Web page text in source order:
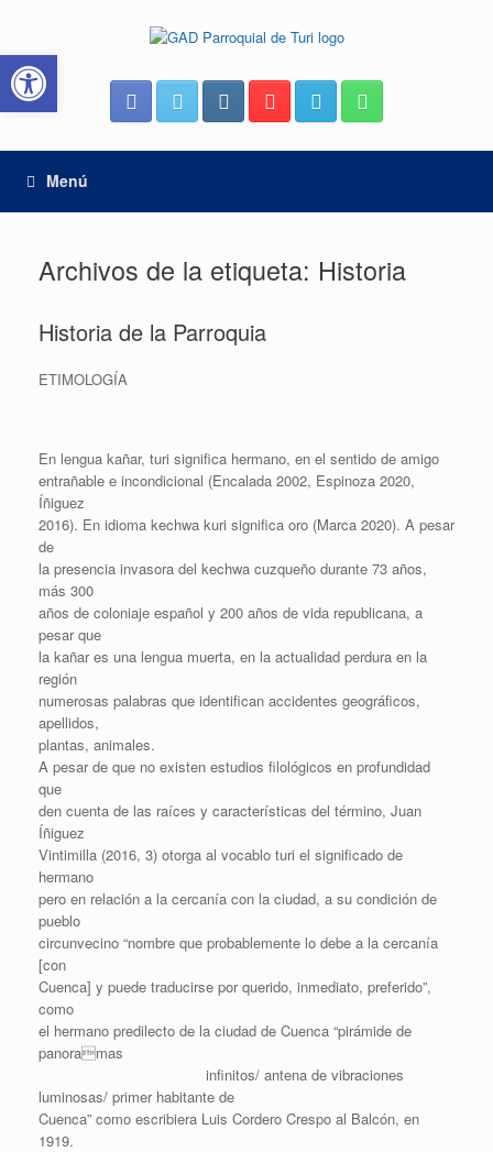
Abrir barra de herramientas
contenido
Menú
Archivos de la etiqueta: Historia
Historia de la Parroquia
ETIMOLOGÍA
En lengua kañar, turi significa hermano, en el sentido de amigo
entrañable e incondicional (Encalada 2002, Espinoza 2020,
Íñiguez
2016). En idioma kechwa kuri significa oro (Marca 2020). A pesar
de
la presencia invasora del kechwa cuzqueño durante 73 años,
más 300
años de coloniaje español y 200 años de vida republicana, a
pesar que
la kañar es una lengua muerta, en la actualidad perdura en la
región
numerosas palabras que identifican accidentes geográficos,
apellidos,
plantas, animales.
A pesar de que no existen estudios filológicos en profundidad
que
den cuenta de las raíces y características del término, Juan
Íñiguez
Vintimilla (2016, 3) otorga al vocablo turi el significado de
hermano
pero en relación a la cercanía con la ciudad, a su condición de
pueblo
circunvecino “nombre que probablemente lo debe a la cercanía
[con
Cuenca] y puede traducirse por querido, inmediato, preferido”,
como
el hermano predilecto de la ciudad de Cuenca “pirámide de
panoramas
infinitos/ antena de vibraciones
luminosas/ primer habitante de
Cuenca” como escribiera Luis Cordero Crespo al Balcón, en
1919.